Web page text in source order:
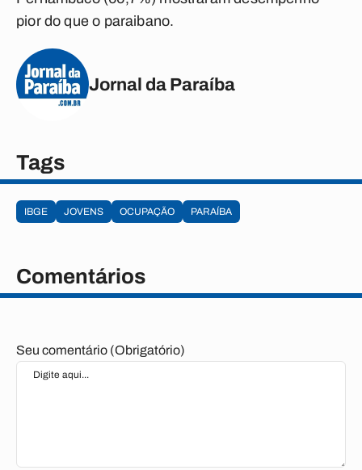
pior do que o paraibano.
Jornal da Paraíba
Tags
IBGE JOVENS OCUPAÇÃO PARAÍBA
Comentários
Seu comentário (Obrigatório)